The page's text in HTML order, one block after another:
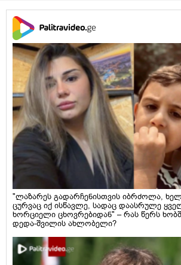
"ლაზარეს გადარჩენისთვის იბრძოლა,
ცურვაც იქ ისწავლე, სადაც დაასრულე
ხორციელი ცხოვრებიდან" – რას წერს
დედა-შვილის ახლობელი?